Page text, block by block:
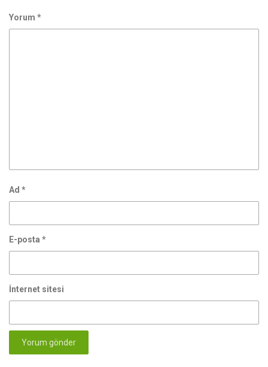
Yorum *
Ad *
E-posta *
İnternet sitesi